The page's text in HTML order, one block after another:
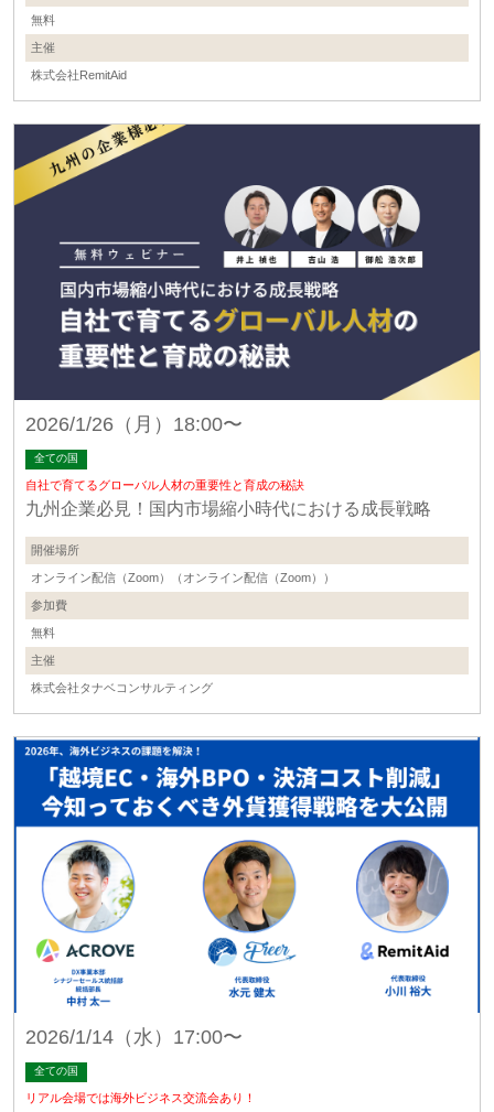
無料
主催
株式会社RemitAid
2026/1/26（月）18:00〜
全ての国
自社で育てるグローバル人材の重要性と育成の秘訣
九州企業必見！国内市場縮小時代における成長戦略
開催場所
オンライン配信（Zoom）（オンライン配信（Zoom））
参加費
無料
主催
株式会社タナベコンサルティング
2026/1/14（水）17:00〜
全ての国
リアル会場では海外ビジネス交流会あり！